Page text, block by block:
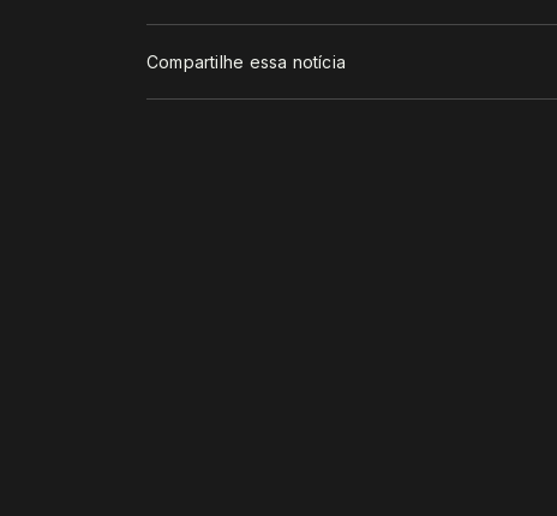
Compartilhe essa notícia